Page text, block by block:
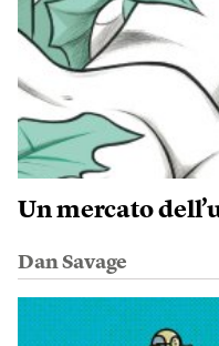
Un mercato
Dan Savage